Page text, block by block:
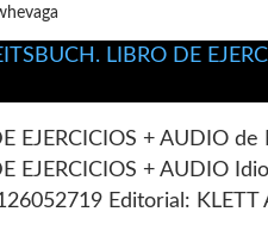
EJERCICIOS + AUDIO de
EJERCICIOS + AUDIO
Editorial: KLETT